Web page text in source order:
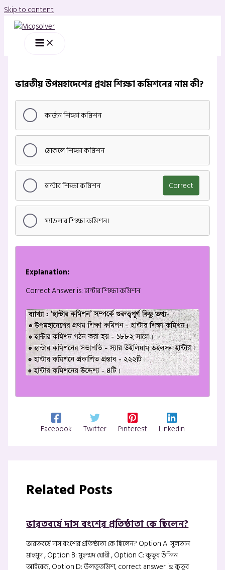
Skip to content
ভারতীয় উপমহাদেশের প্রথম শিক্ষা কমিশনের নাম কী?
কার্জন শিক্ষা কমিশন
মোকলে শিক্ষা কমিশন
হান্টার শিক্ষা কমিশন Correct
স্যাডলার শিক্ষা কমিশন।
Explanation:
Correct Answer is: হান্টার শিক্ষা কমিশন
Facebook Twitter Pinterest Linkedin
Related Posts
ভারতবর্ষে দাস বংশের প্রতিষ্ঠাতা কে ছিলেন?
ভারতবর্ষে দাস বংশের প্রতিষ্ঠাতা কে ছিলেন? Option A: সুলতান
মাহমুদ , Option B: মুহম্মদ ঘোরী , Option C: কুতুব উদ্দিন
আইবেক, Option D: উলতুতমিশ, correct answer is: কুতুব